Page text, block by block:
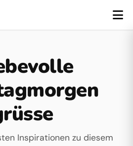
Inspirationen zu diesem